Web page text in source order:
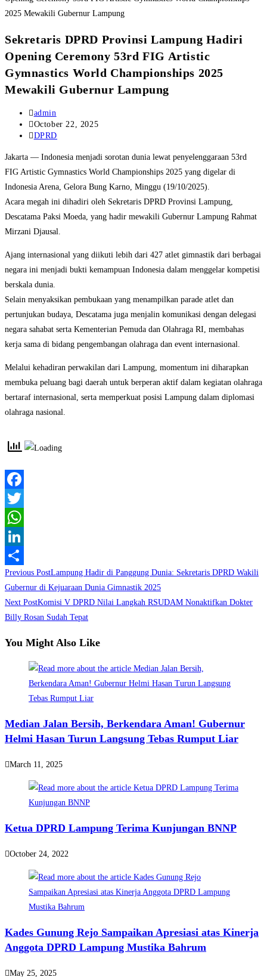
Sekretaris DPRD Provinsi Lampung Hadiri
Opening Ceremony 53rd FIG Artistic
Gymnastics World Championships 2025
Mewakili Gubernur Lampung
Post
author:
admin
Post
published:
October 22, 2025
Post
DPRD
Jakarta — Indonesia menjadi sorotan dunia lewat penyelenggaraan 53rd
FIG Artistic Gymnastics World Championships 2025 yang digelar di
Indonesia Arena, Gelora Bung Karno, Minggu (19/10/2025).
Acara megah ini dihadiri oleh Sekretaris DPRD Provinsi Lampung,
Descatama Paksi Moeda, yang hadir mewakili Gubernur Lampung Rahmat
Mirzani Djausal.
Ajang internasional yang diikuti lebih dari 427 atlet gimnastik dari berbagai
negara ini menjadi bukti kemampuan Indonesia dalam menggelar kompetisi
berskala dunia.
Selain menyaksikan pembukaan yang menampilkan parade atlet dan
pertunjukan budaya, Descatama juga menjalin komunikasi dengan delegasi
negara sahabat serta Kementerian Pemuda dan Olahraga RI, membahas
kerja sama di bidang pengembangan olahraga dan event internasional.
Melalui kehadiran perwakilan dari Lampung, momentum ini diharapkan
membuka peluang bagi daerah untuk berperan aktif dalam kegiatan olahraga
bertaraf internasional, serta memperkuat posisi Lampung dalam diplomasi
olahraga nasional.
Facebook
Twitter
WhatsApp
LinkedIn
Share
Read
more
articles
Previous PostLampung Hadir di Panggung Dunia: Sekretaris DPRD Wakili
Gubernur di Kejuaraan Dunia Gimnastik 2025
Next PostKomisi V DPRD Nilai Langkah RSUDAM Nonaktifkan Dokter
Billy Rosan Sudah Tepat
You Might Also Like
Median Jalan Bersih, Berkendara Aman! Gubernur
Helmi Hasan Turun Langsung Tebas Rumput Liar
March 11, 2025
Ketua DPRD Lampung Terima Kunjungan BNNP
October 24, 2022
Kades Gunung Rejo Sampaikan Apresiasi atas Kinerja
Anggota DPRD Lampung Mustika Bahrum
May 25, 2025